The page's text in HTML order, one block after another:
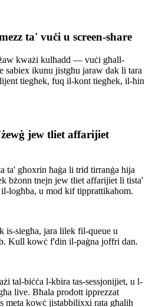
ta' vuċi u screen-share
kważi kulħadd — vuċi għall-
sabiex ikunu jistgħu jaraw dak li tara
tiegħek, fuq il-kont tiegħek, il-ħin
jew tliet affarijiet
ta' għoxrin ħaġa li trid tirranġa hija
bżonn tnejn jew tliet affarijiet li tista'
logħba, u mod kif tipprattikahom.
siegħa, jara lilek fil-queue u
Kull kowċ f'din il-paġna joffri dan.
tal-biċċa l-kbira tas-sessjonijiet, u l-
live. Bħala prodott ipprezzat
meta kowċ jistabbilixxi rata għalih